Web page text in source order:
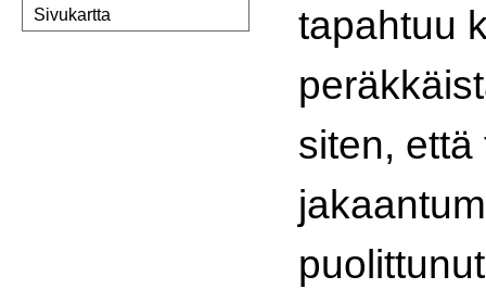
Sivukartta
tapahtuu
siten,